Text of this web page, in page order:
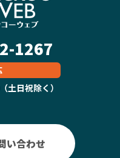
1267
日祝除く）
い合わせ